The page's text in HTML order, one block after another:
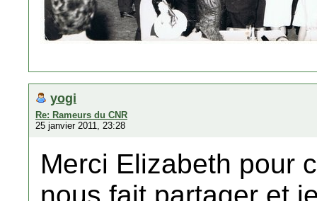
yogi
Re: Rameurs du CNR
25 janvier 2011, 23:28
Merci Elizabeth pour